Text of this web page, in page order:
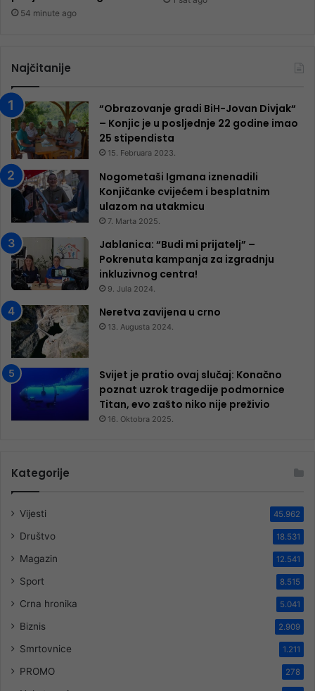
54 minute ago
Najčitanije
“Obrazovanje gradi BiH-Jovan Divjak“
– Konjic je u posljednje 22 godine imao
25 ​​stipendista
15. Februara 2023.
Nogometaši Igmana iznenadili
Konjičanke cvijećem i besplatnim
ulazom na utakmicu
7. Marta 2025.
Jablanica: “Budi mi prijatelj” –
Pokrenuta kampanja za izgradnju
inkluzivnog centra!
9. Jula 2024.
Neretva zavijena u crno
13. Augusta 2024.
Svijet je pratio ovaj slučaj: Konačno
poznat uzrok tragedije podmornice
Titan, evo zašto niko nije preživio
16. Oktobra 2025.
Kategorije
Vijesti 45.962
Društvo 18.531
Magazin 12.541
Sport 8.515
Crna hronika 5.041
Biznis 2.909
Smrtovnice 1.211
PROMO 278